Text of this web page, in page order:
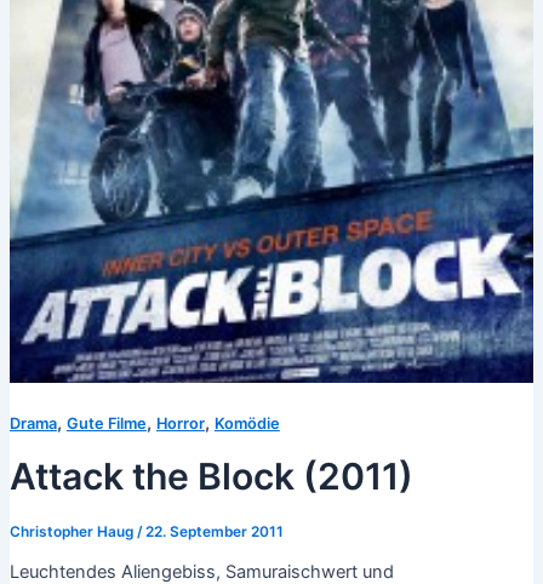
Drama, Gute Filme, Horror, Komödie
Attack the Block (2011)
Christopher Haug /22. September 2011
Leuchtendes Aliengebiss, Samuraischwert und